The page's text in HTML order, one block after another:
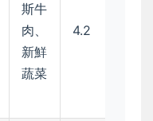
斯牛
肉、
新鮮
蔬菜
4.2